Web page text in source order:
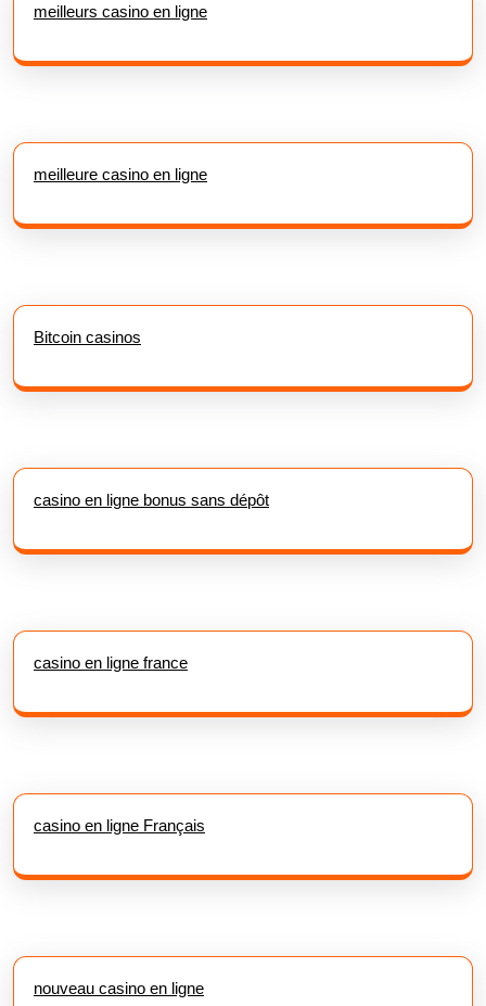
meilleurs casino en ligne
meilleure casino en ligne
Bitcoin casinos
casino en ligne bonus sans dépôt
casino en ligne france
casino en ligne Français
nouveau casino en ligne